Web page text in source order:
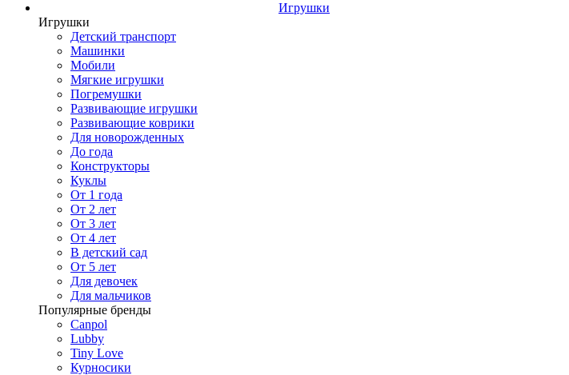
Игрушки
Игрушки
Детский транспорт
Машинки
Мобили
Мягкие игрушки
Погремушки
Развивающие игрушки
Развивающие коврики
Для новорожденных
До года
Конструкторы
Куклы
От 1 года
От 2 лет
От 3 лет
От 4 лет
В детский сад
От 5 лет
Для девочек
Для мальчиков
Популярные бренды
Canpol
Lubby
Tiny Love
Курносики